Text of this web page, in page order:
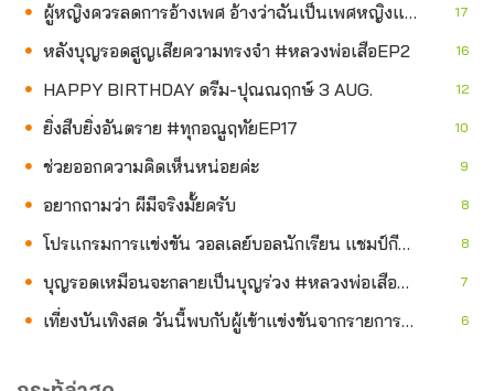
ผู้หญิงควรลดการอ้างเพศ อ้างว่าฉันเป็นเพศหญิงและควรใช้สมองมากกว่าเครื่องในเพศ 17
หลังบุญรอดสูญเสียความทรงจำ #หลวงพ่อเสือEP2 16
HAPPY BIRTHDAY ดรีม-ปุณณฤกษ์ 3 AUG. 12
ยิ่งสืบยิ่งอันตราย #ทุกอณูฤทัยEP17 10
ช่วยออกความคิดเห็นหน่อยค่ะ 9
อยากถามว่า ผีมีจริงมั้ยครับ 8
โปรแกรมการแข่งขัน วอลเลย์บอลนักเรียน แชมป์กีฬา 7HD 2026 3 ส.ค. 8
บุญรอดเหมือนจะกลายเป็นบุญร่วง #หลวงพ่อเสือEP3 7
เที่ยงบันเทิงสด วันนี้พบกับผู้เข้าแข่งขันจากรายการบัลลังก์หมอลำ 6